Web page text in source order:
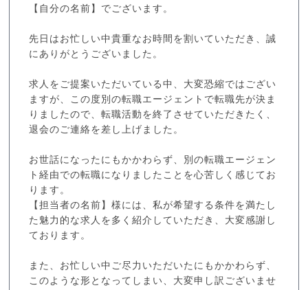
【自分の名前】でございます。
先日はお忙しい中貴重なお時間を割いていただき、誠
にありがとうございました。
求人をご提案いただいている中、大変恐縮ではござい
ますが、この度別の転職エージェントで転職先が決ま
りましたので、転職活動を終了させていただきたく、
退会のご連絡を差し上げました。
お世話になったにもかかわらず、別の転職エージェン
ト経由での転職になりましたことを心苦しく感じてお
ります。
【担当者の名前】様には、私が希望する条件を満たし
た魅力的な求人を多く紹介していただき、大変感謝し
ております。
また、お忙しい中ご尽力いただいたにもかかわらず、
このような形となってしまい、大変申し訳ございませ